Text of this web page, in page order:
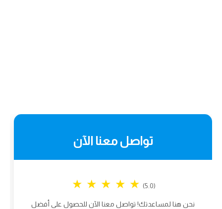
تواصل معنا الآن
★ ★ ★ ★ ★ (5.0)
نحن هنا لمساعدتك! تواصل معنا الآن للحصول على أفضل